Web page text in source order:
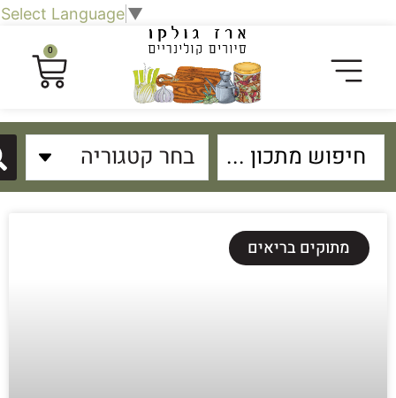
Select Language
מתוקים בריאים